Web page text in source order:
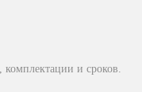
и сроков.